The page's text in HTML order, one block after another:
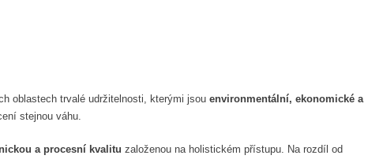
oblastech trvalé udržitelnosti, kterými jsou environmentální, ekonomické a
stejnou váhu.
a procesní kvalitu založenou na holistickém přístupu. Na rozdíl od